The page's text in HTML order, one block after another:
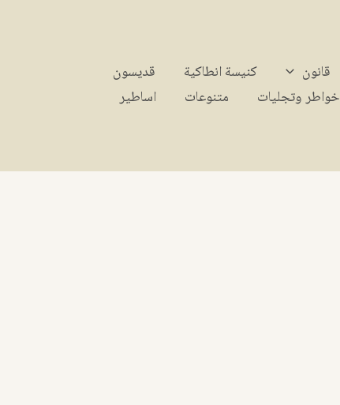
قانون كنيسة انطاكية
قديسون
خواطر وتجليات متنوعات اساطير